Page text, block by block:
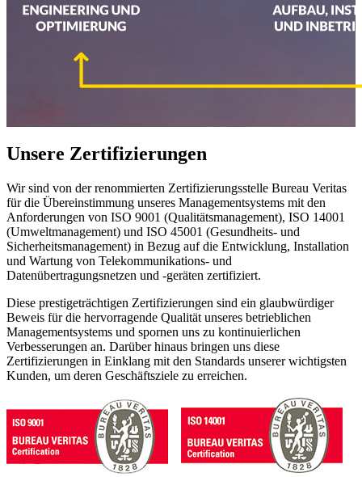
Unsere Zertifizierungen
Wir sind von der renommierten Zertifizierungsstelle Bureau Veritas
für die Übereinstimmung unseres Managementsystems mit den
Anforderungen von ISO 9001 (Qualitätsmanagement), ISO 14001
(Umweltmanagement) und ISO 45001 (Gesundheits- und
Sicherheitsmanagement) in Bezug auf die Entwicklung, Installation
und Wartung von Telekommunikations- und
Datenübertragungsnetzen und -geräten zertifiziert.
Diese prestigeträchtigen Zertifizierungen sind ein glaubwürdiger
Beweis für die hervorragende Qualität unseres betrieblichen
Managementsystems und spornen uns zu kontinuierlichen
Verbesserungen an. Darüber hinaus bringen uns diese
Zertifizierungen in Einklang mit den Standards unserer wichtigsten
Kunden, um deren Geschäftsziele zu erreichen.